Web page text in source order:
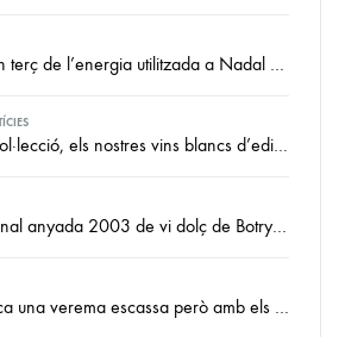
Gairebé un terç de l’energia utilitzada a Nadal és renovable
Nadal X Col·lecció, els nostres vins blancs d’edició limitada de les millors collites de xarel·lo i xarel·lo vermell
L’excepcional anyada 2003 de vi dolç de Botrytis Noble, a punt per a què en gaudeixis
Nadal tanca una verema escassa però amb els fonaments intactes i la vista al futur